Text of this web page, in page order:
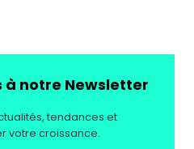
notre Newsletter
tendances et
votre croissance.